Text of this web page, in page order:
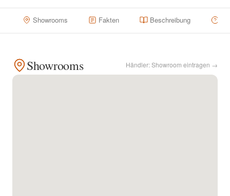
Objekte
Showrooms Fakten Beschreibung
Showrooms Händler: Showroom eintragen →